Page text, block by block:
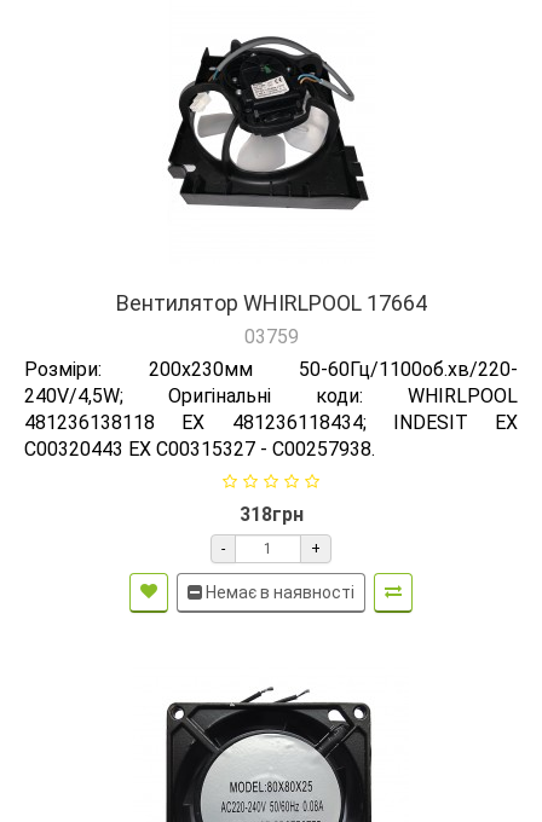
Вентилятор WHIRLPOOL 17664
03759
Розміри: 200х230мм 50-60Гц/1100об.хв/220-
240V/4,5W; Оригінальні коди: WHIRLPOOL
481236138118 EX 481236118434; INDESIT EX
C00320443 EX C00315327 - C00257938.
318грн
- +
Немає в наявності